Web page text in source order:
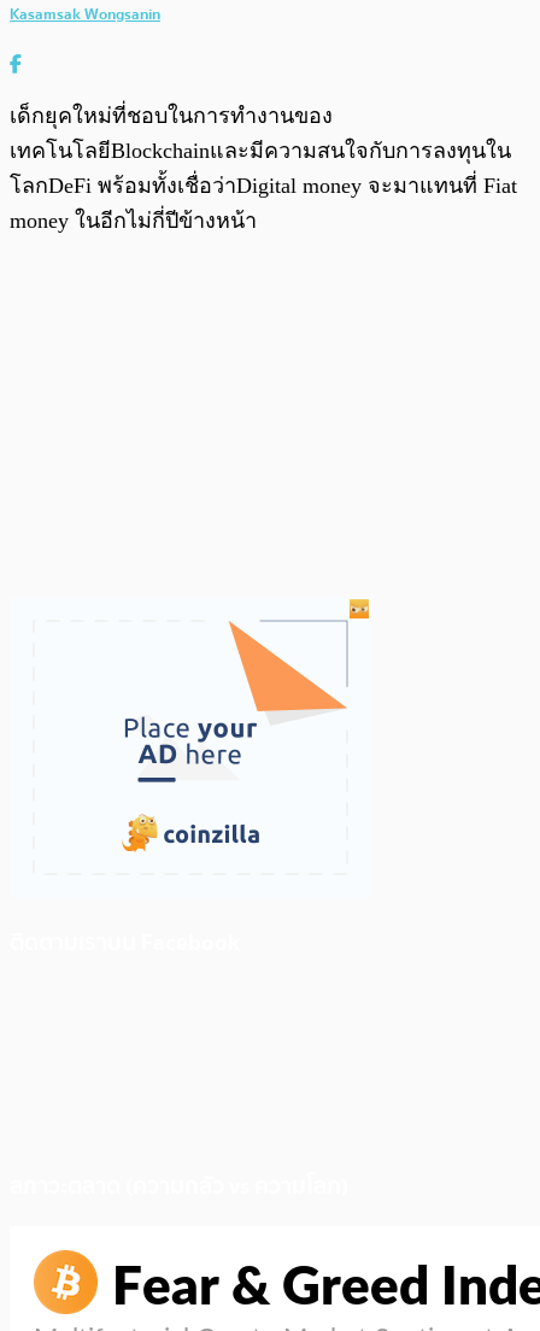
Kasamsak Wongsanin
เด็กยุคใหม่ที่ชอบในการทำงานของ
เทคโนโลยีBlockchainและมีความสนใจกับการลงทุนใน
โลกDeFi พร้อมทั้งเชื่อว่าDigital money จะมาแทนที่ Fiat
money ในอีกไม่กี่ปีข้างหน้า